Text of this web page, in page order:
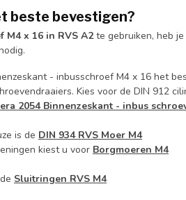
beste bevestigen?
x 16 in RVS A2te gebruiken, heb je
- inbusschroef M4 x 16 het
Kies voor de DIN 912
2054 Binnenzeskant - inbus
is de DIN 934 RVS Moer M4
kiest u voor Borgmoeren M4
Sluitringen RVS M4